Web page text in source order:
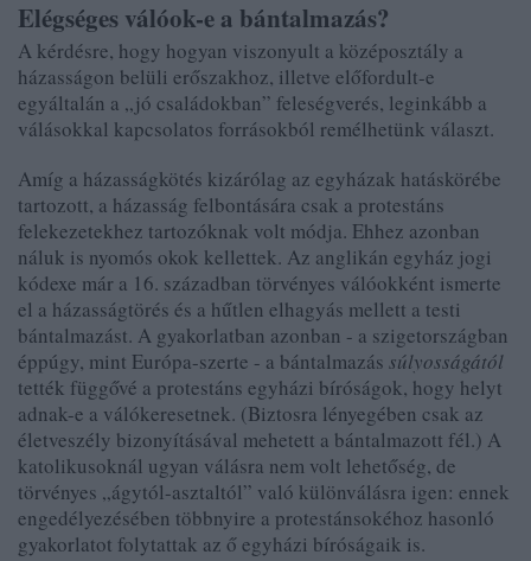
Elégséges válóok-e a bántalmazás?
A kérdésre, hogy hogyan viszonyult a középosztály a
házasságon belüli erőszakhoz, illetve előfordult-e
egyáltalán a „jó családokban” feleségverés, leginkább a
válásokkal kapcsolatos forrásokból remélhetünk választ.
Amíg a házasságkötés kizárólag az egyházak hatáskörébe
tartozott, a házasság felbontására csak a protestáns
felekezetekhez tartozóknak volt módja. Ehhez azonban
náluk is nyomós okok kellettek. Az anglikán egyház jogi
kódexe már a 16. században törvényes válóokként ismerte
el a házasságtörés és a hűtlen elhagyás mellett a testi
bántalmazást. A gyakorlatban azonban - a szigetországban
éppúgy, mint Európa-szerte - a bántalmazás súlyosságától
tették függővé a protestáns egyházi bíróságok, hogy helyt
adnak-e a válókeresetnek. (Biztosra lényegében csak az
életveszély bizonyításával mehetett a bántalmazott fél.) A
katolikusoknál ugyan válásra nem volt lehetőség, de
törvényes „ágytól-asztaltól” való különválásra igen: ennek
engedélyezésében többnyire a protestánsokéhoz hasonló
gyakorlatot folytattak az ő egyházi bíróságaik is.